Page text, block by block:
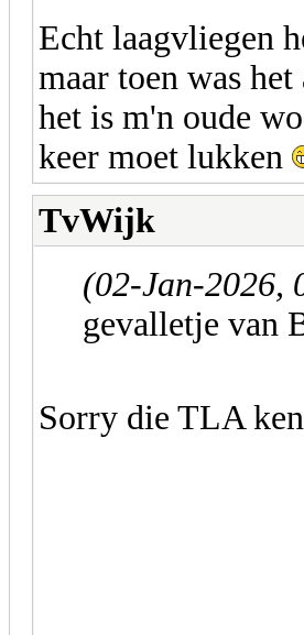
Echt laagvliegen
maar toen was
het is m'n oude
keer moet lukken
TvWijk
(02-Jan-2026,
gevalletje van
Sorry die TLA